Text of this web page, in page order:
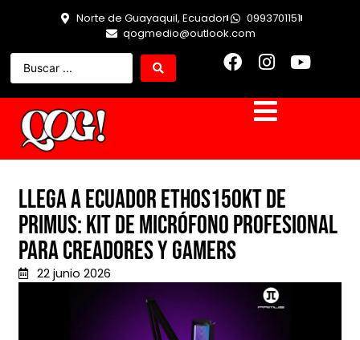
Norte de Guayaquil, Ecuador
0993701151
qogmedio@outlook.com
Llega a Ecuador ETHOS150KT de
PRIMUS: kit de micrófono profesional
para creadores y gamers
22 junio 2026